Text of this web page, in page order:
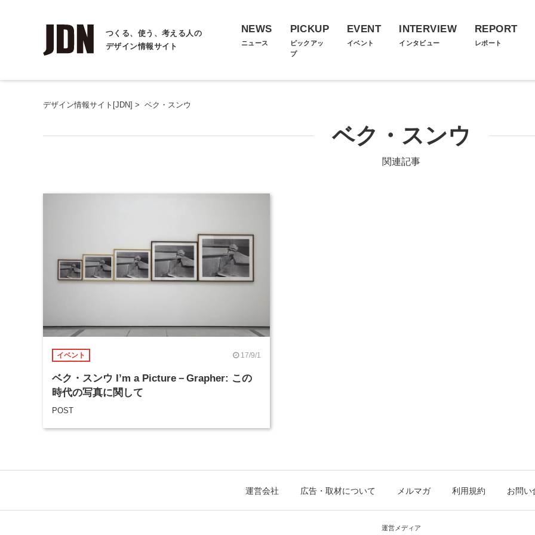
つくる、使う、考える人の
デザイン情報サイト
NEWS
ニュース
PICKUP
ピックアッ
プ
EVENT
イベント
INTERVIEW
インタビュー
REPORT
レポート
デザイン情報サイト[JDN] > ベク・スンウ
ベク・スンウ
関連記事
イベント 17/9/1
ベク・スンウ I’m a Picture－Grapher: この
時代の写真に関して
POST
運営会社 広告・取材について メルマガ 利用規約 お問い
運営メディア